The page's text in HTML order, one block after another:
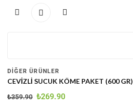
DIĞER ÜRÜNLER
CEVIZLI SUCUK KÖME PAKET (600 GR)
₺359.90 ₺269.90